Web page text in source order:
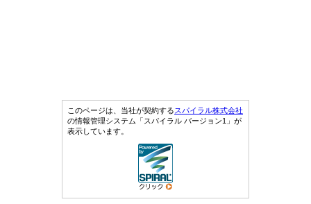
このページは、当社が契約するスパイラル株式会社
の情報管理システム「スパイラル バージョン1」が
表示しています。